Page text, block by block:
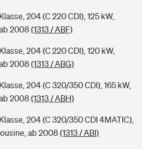
204 (C 220 CDI), 125 kW,
2008 (1313 / ABF)
204 (C 220 CDI), 120 kW,
2008 (1313 / ABG)
204 (C 320/350 CDI), 165 kW,
2008 (1313 / ABH)
204 (C 320/350 CDI 4MATIC),
ab 2008 (1313 / ABI)